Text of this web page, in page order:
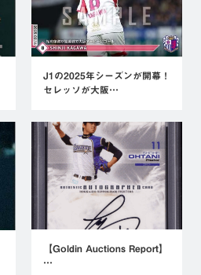
J1の2025年シーズンが開幕！
セレッソが大阪…
【Goldin Auctions Report】
…